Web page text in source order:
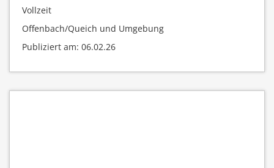
Vollzeit
Offenbach/Queich und Umgebung
Publiziert am: 06.02.26